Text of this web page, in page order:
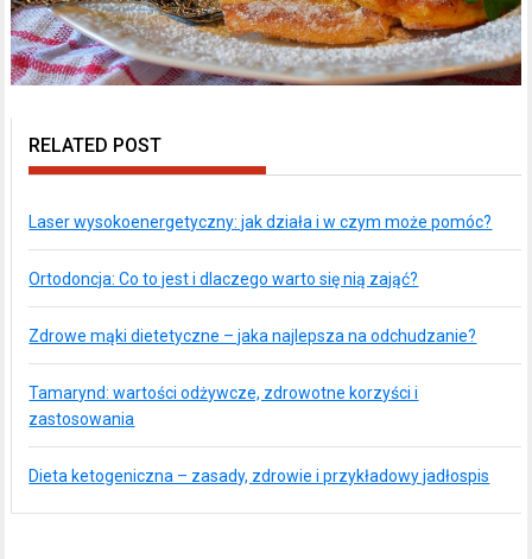
RELATED POST
Laser wysokoenergetyczny: jak działa i w czym może pomóc?
Ortodoncja: Co to jest i dlaczego warto się nią zająć?
Zdrowe mąki dietetyczne – jaka najlepsza na odchudzanie?
Tamarynd: wartości odżywcze, zdrowotne korzyści i
zastosowania
Dieta ketogeniczna – zasady, zdrowie i przykładowy jadłospis